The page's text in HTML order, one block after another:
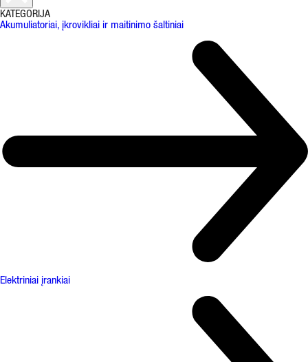
KATEGORIJA
Akumuliatoriai, įkrovikliai ir maitinimo šaltiniai
Elektriniai įrankiai